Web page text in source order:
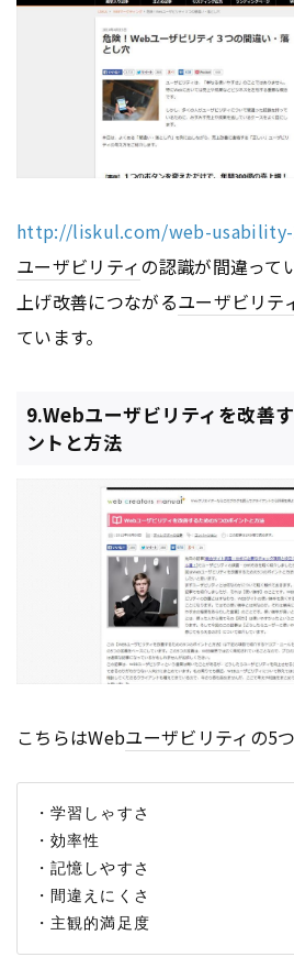
http://liskul.com/web-usability-
ユーザビリティの認識が間違って
上げ改善につながるユーザビリテ
ています。
9.Webユーザビリティを改善
ントと方法
こちらはWebユーザビリティ の5
・学習しゃすさ
・効率性
・記憶しやすさ
・間違えにくさ